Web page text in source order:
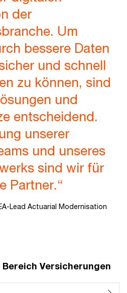
der
Um
bessere Daten
und schnell
zu können, sind
und
entscheidend.
unserer
und unseres
sind wir für
Partner.“
Lead Actuarial Modernisation
Versicherungen